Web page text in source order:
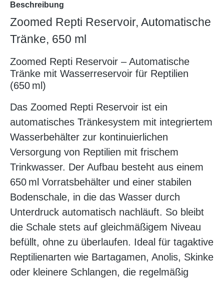
Beschreibung
Zoomed Repti Reservoir, Automatische
Tränke, 650 ml
Zoomed Repti Reservoir – Automatische
Tränke mit Wasserreservoir für Reptilien
(650 ml)
Das Zoomed Repti Reservoir ist ein
automatisches Tränkesystem mit integriertem
Wasserbehälter zur kontinuierlichen
Versorgung von Reptilien mit frischem
Trinkwasser. Der Aufbau besteht aus einem
650 ml Vorratsbehälter und einer stabilen
Bodenschale, in die das Wasser durch
Unterdruck automatisch nachläuft. So bleibt
die Schale stets auf gleichmäßigem Niveau
befüllt, ohne zu überlaufen. Ideal für tagaktive
Reptilienarten wie Bartagamen, Anolis, Skinke
oder kleinere Schlangen, die regelmäßig